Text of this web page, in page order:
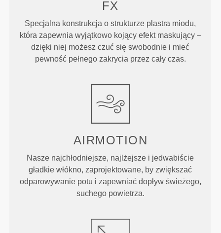
FX
Specjalna konstrukcja o strukturze plastra miodu,
która zapewnia wyjątkowo kojący efekt maskujący –
dzięki niej możesz czuć się swobodnie i mieć
pewność pełnego zakrycia przez cały czas.
AIRMOTION
Nasze najchłodniejsze, najlżejsze i jedwabiście
gładkie włókno, zaprojektowane, by zwiększać
odparowywanie potu i zapewniać dopływ świeżego,
suchego powietrza.